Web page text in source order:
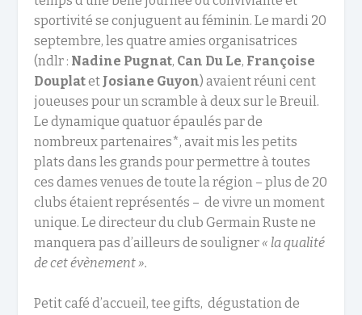
sportivité se conjuguent au féminin. Le mardi 20
septembre, les quatre amies organisatrices
(ndlr : Nadine Pugnat, Can Du Le, Françoise
Douplatet Josiane Guyon) avaient réuni cent
joueuses pour un scramble à deux sur le Breuil.
Le dynamique quatuor épaulés par de
nombreux partenaires*, avait mis les petits
plats dans les grands pour permettre à toutes
ces dames venues de toute la région – plus de 20
clubs étaient représentés – de vivre un moment
unique. Le directeur du club Germain Ruste ne
manquera pas d’ailleurs de souligner « la qualité
de cet évènement ».
Petit café d’accueil, tee gifts, dégustation de